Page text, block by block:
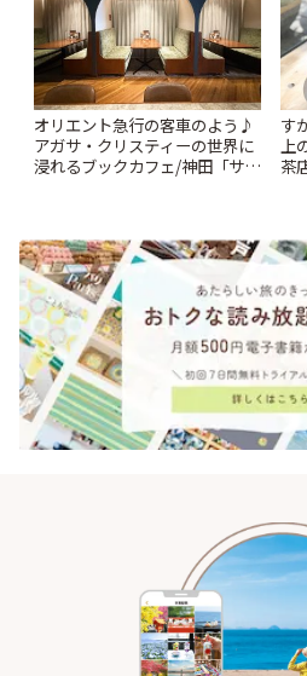
オリエント急行の客車のよう♪
アガサ・クリスティーの世界に
浸れるブックカフェ/神田「サロ
す
上
茶